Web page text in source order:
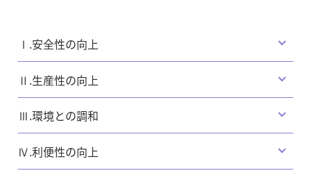
Ⅰ.安全性の向上
Ⅱ.生産性の向上
Ⅲ.環境との調和
Ⅳ.利便性の向上